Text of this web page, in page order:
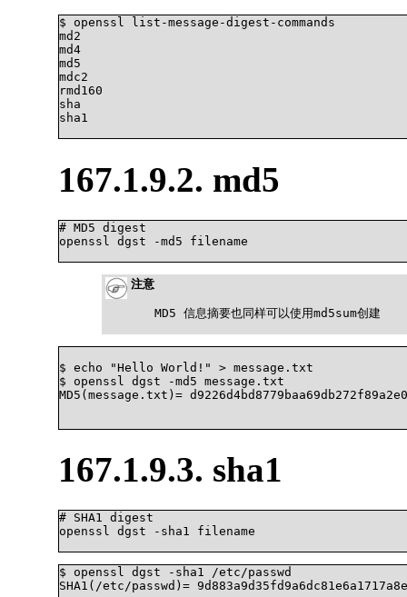
$ openssl list-message-digest-commands
md2
md4
md5
mdc2
rmd160
sha
sha1
167.1.9.2. md5
# MD5 digest
openssl dgst -md5 filename
注意
MD5 信息摘要也同样可以使用md5sum创建
$ echo "Hello World!" > message.txt
$ openssl dgst -md5 message.txt
MD5(message.txt)=
167.1.9.3. sha1
# SHA1 digest
openssl dgst -sha1 filename
$ openssl dgst -sha1 /etc/passwd
SHA1(/etc/passwd)=